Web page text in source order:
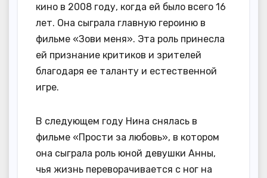
кино в 2008 году, когда ей было всего 16
лет. Она сыграла главную героиню в
фильме «Зови меня». Эта роль принесла
ей признание критиков и зрителей
благодаря ее таланту и естественной
игре.
В следующем году Нина снялась в
фильме «Прости за любовь», в котором
она сыграла роль юной девушки Анны,
чья жизнь переворачивается с ног на